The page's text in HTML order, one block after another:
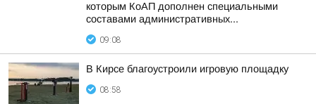
которым КоАП дополнен специальными
составами административных...
09:08
В Кирсе благоустроили игровую площадку
08:58